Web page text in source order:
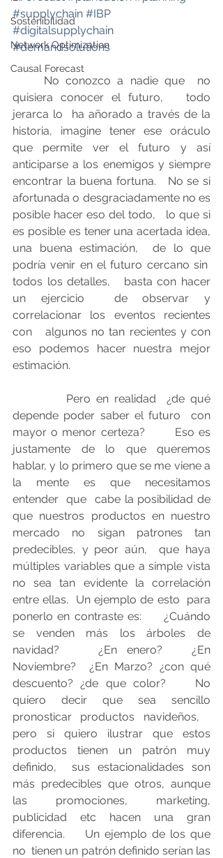
Sostenibilidad
Network Optimization
Causal Forecast
#supplychain #IBP
#digitalsupplychain
#demandsolutions
quisiera conocer el futuro,   todo
jerarca lo  ha añorado a través de la
historia, imagine tener ese oráculo
que permite ver el futuro y así
anticiparse a los enemigos y siempre
encontrar la buena fortuna.   No se si
afortunada o desgraciadamente no es
posible hacer eso del todo,   lo que si
es posible es tener una acertada idea,
una buena estimación,  de lo que
podría venir en el futuro cercano sin
todos los detalles,   basta con hacer
un ejercicio  de observar y
correlacionar los eventos recientes
con   algunos no tan recientes y con
eso podemos hacer nuestra mejor
estimación.
Pero en realidad  ¿de qué
depende poder saber el futuro  con
mayor o menor certeza?       Eso es
justamente de lo que queremos
hablar, y lo primero que se me viene a
la mente es que necesitamos
entender  que  cabe la posibilidad de
que nuestros productos en nuestro
mercado no sigan patrones tan
predecibles, y peor aún,  que haya
múltiples variables que a simple vista
no sea tan evidente la correlación
entre ellas.  Un ejemplo de esto  para
ponerlo en contraste es:     ¿Cuándo
se venden más los árboles de
navidad?    ¿En enero?   ¿En
Noviembre?  ¿En Marzo? ¿con qué
descuento? ¿de que color?    No
quiero decir que sea sencillo
pronosticar productos navideños,
pero si quiero ilustrar que estos
productos tienen un patrón muy
definido,  sus estacionalidades son
más predecibles que otros, aunque
las promociones, marketing,
publicidad etc hacen una gran
diferencia.    Un ejemplo de los que
no  tienen un patrón definido serían las